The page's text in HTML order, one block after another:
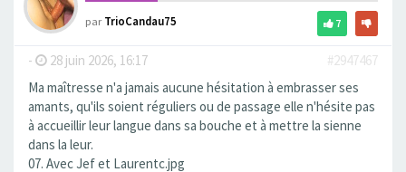
parTrioCandau75 7
- 28 juin 2026, 16:17
#2947467
Ma maîtresse n'a jamais aucune hésitation à embrasser ses
amants, qu'ils soient réguliers ou de passage elle n'hésite pas
à accueillir leur langue dans sa bouche et à mettre la sienne
dans la leur.
07. Avec Jef et Laurentc.jpg